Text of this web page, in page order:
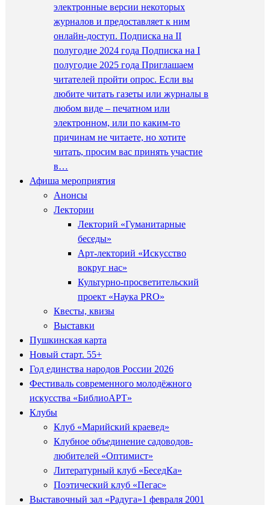
электронные версии некоторых
журналов и предоставляет к ним
онлайн-доступ. Подписка на II
полугодие 2024 года Подписка на I
полугодие 2025 года Приглашаем
читателей пройти опрос. Если вы
любите читать газеты или журналы в
любом виде – печатном или
электронном, или по каким-то
причинам не читаете, но хотите
читать, просим вас принять участие
в…
Афиша мероприятия
Анонсы
Лектории
Лекторий «Гуманитарные
беседы»
Арт-лекторий «Искусство
вокруг нас»
Культурно-просветительский
проект «Наука PRO»
Квесты, квизы
Выставки
Пушкинская карта
Новый старт. 55+
Год единства народов России 2026
Фестиваль современного молодёжного
искусства «БиблиоАРТ»
Клубы
Клуб «Марийский краевед»
Клубное объединение садоводов-
любителей «Оптимист»
Литературный клуб «БеседКа»
Поэтический клуб «Пегас»
Выставочный зал «Радуга»1 февраля 2001